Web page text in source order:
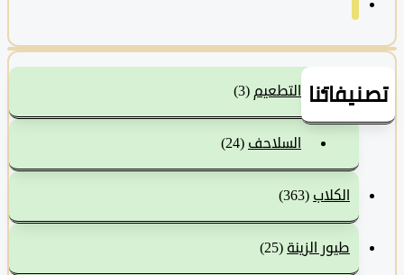
التطعيم(3)
السلاحف(24)
الكلاب(363)
طيور الزينة (25)